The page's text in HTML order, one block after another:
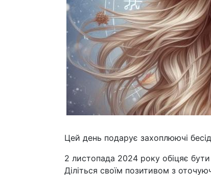
Цей день подарує захоплюючі
2 листопада 2024 року обіцяє бути
Діліться своїм позитивом з